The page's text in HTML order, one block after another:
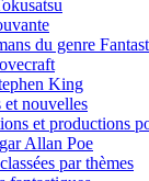
du genre
King
et nouvelles
et productions
Allan Poe
par thèmes